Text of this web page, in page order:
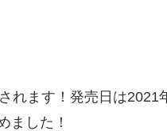
れます！発売日は2021
ました！